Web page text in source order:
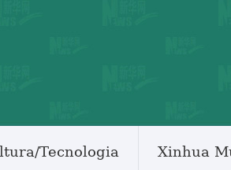
Tecnologia Xinhua